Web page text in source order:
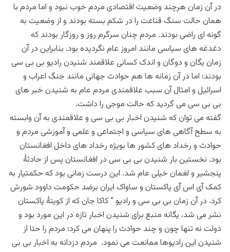
در آن زمان هرچند وضعیت اقتصادی مردم خوب نبود و اما مردم با
همان حالت سنگ قناعت را در شکم بسته بودند و از وضعیت به
گونه ای راضی بودند. مردم چنان سرگرم روز و روزگار بودند که
دغدغه های سیاسی مانند امروز عام نگردیده بود. بنابراین در آن
زمان یگان و دوگان و اندک کسانی علاقمند شنیدن رادیو بی بی سی
بودند؛ اما در آن زمانه ها هم حوادث جهانی مانند جنگ اعراب و
اسرائیل و امثال آن سبب علاقمندی مردم عام به شنیدن خبر های
بی بی سی می گردید که حالت موجی را داشت.
گفته می توان که شنیدن اخبار بی بی سی و علاقمندی به آن وابسته
به سطح آگاهی های سیاسی و اجتماعی و علمی و آموزشی مردم و
حوادث و رخداد های کشور ها بویژه رخداد های داخل افغانستان
بود. نخستین بار شنیدن بی بی سی در افغانستان پس از حادثۀ
پنجشیر و لغمان خیلی عام شد. این درست زمانی بود که حکمتیار به
کمک آی اس آی پاکستان و ساواک ایران برضد حکومت داوود شورش
کرد. در آن زمان بی بی سی و رادیو ” کاکا جان که از کویتۀ پاکستان
نشر می شد، یگانه منبع برای شنیدن اخبار تازه در این مورد بود و
دولت نه تنها چون و چند حوادث را پنهان می کرد؛ مردم را حتا از
شنیدن این رادیوها ممانعت می نمود. مردم دزدانه به اخبار بی بی